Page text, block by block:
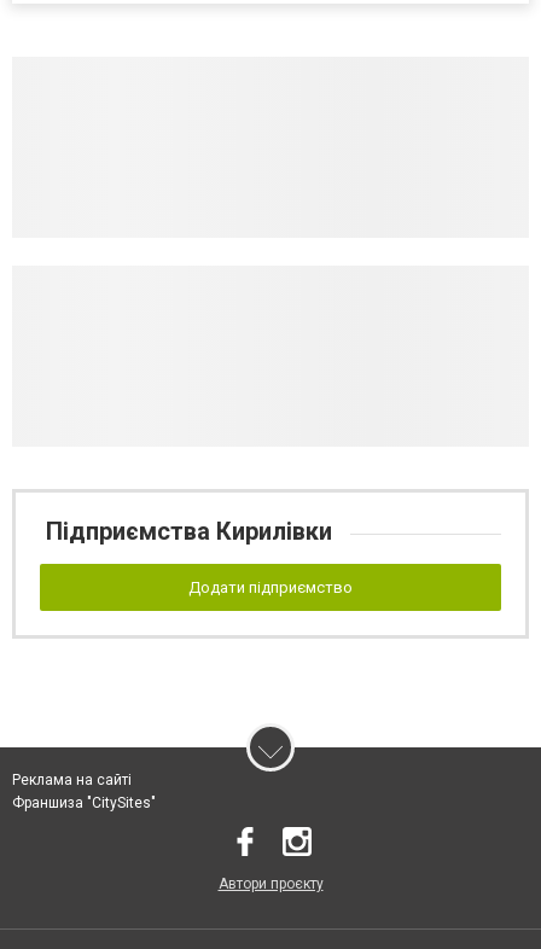
Підприємства Кирилівки
Додати підприємство
Реклама на сайті
Франшиза "CitySites"
Автори проєкту